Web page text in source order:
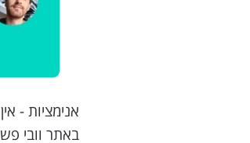
אנימציות -
באתר וובי